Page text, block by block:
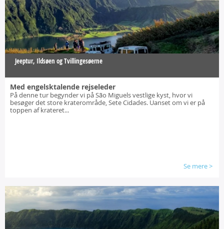
Jeeptur, Ildsøen og Tvillingesøerne
Med engelsktalende rejseleder
På denne tur begynder vi på São Miguels vestlige kyst, hvor vi
besøger det store kraterområde, Sete Cidades. Uanset om vi er på
toppen af krateret...
Se mere>